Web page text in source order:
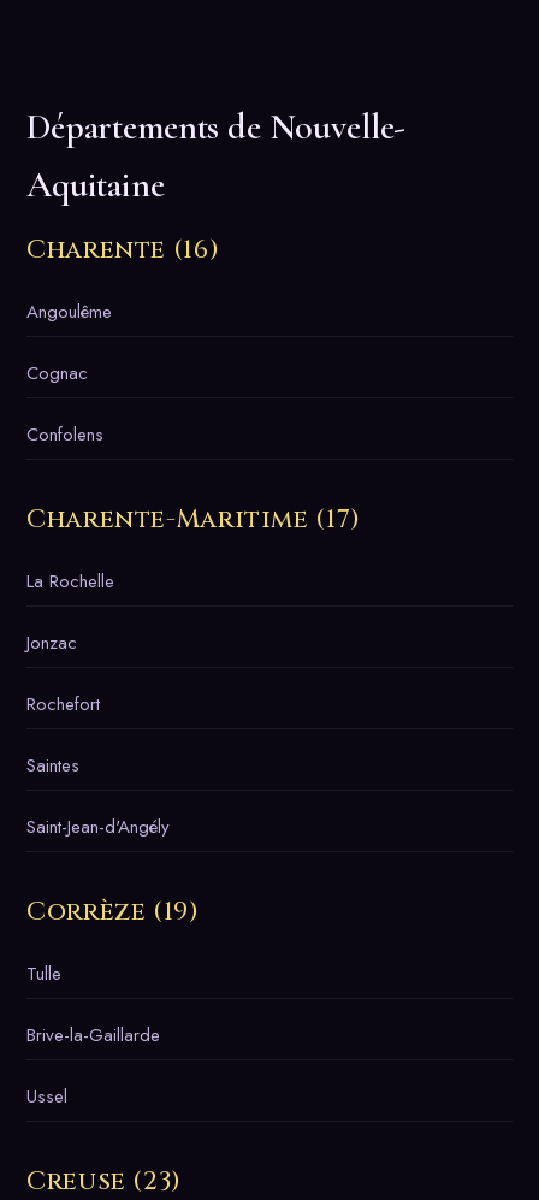
Départements de Nouvelle-
Aquitaine
Charente (16)
Angoulême
Cognac
Confolens
Charente-Maritime (17)
La Rochelle
Jonzac
Rochefort
Saintes
Saint-Jean-d'Angély
Corrèze (19)
Tulle
Brive-la-Gaillarde
Ussel
Creuse (23)